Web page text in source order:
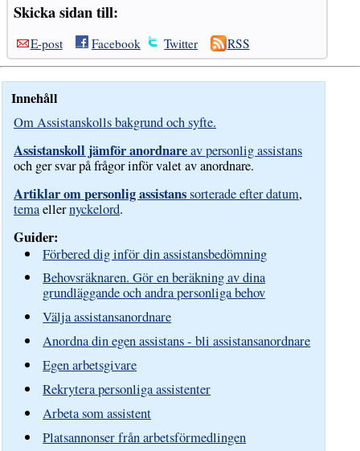
Skicka sidan till:
E-post Facebook Twitter RSS
Innehåll
Om Assistanskolls bakgrund och syfte.
Assistanskoll jämför anordnareav personlig assistans
och ger svar på frågor inför valet av anordnare.
Artiklar om personlig assistanssorterade efter datum,
temaellernyckelord.
Guider:
Förbered dig inför din assistansbedömning
Behovsräknaren. Gör en beräkning av dina
grundläggande och andra personliga behov
Välja assistansanordnare
Anordna din egen assistans - bli assistansanordnare
Egen arbetsgivare
Rekrytera personliga assistenter
Arbeta som assistent
Platsannonser från arbetsförmedlingen